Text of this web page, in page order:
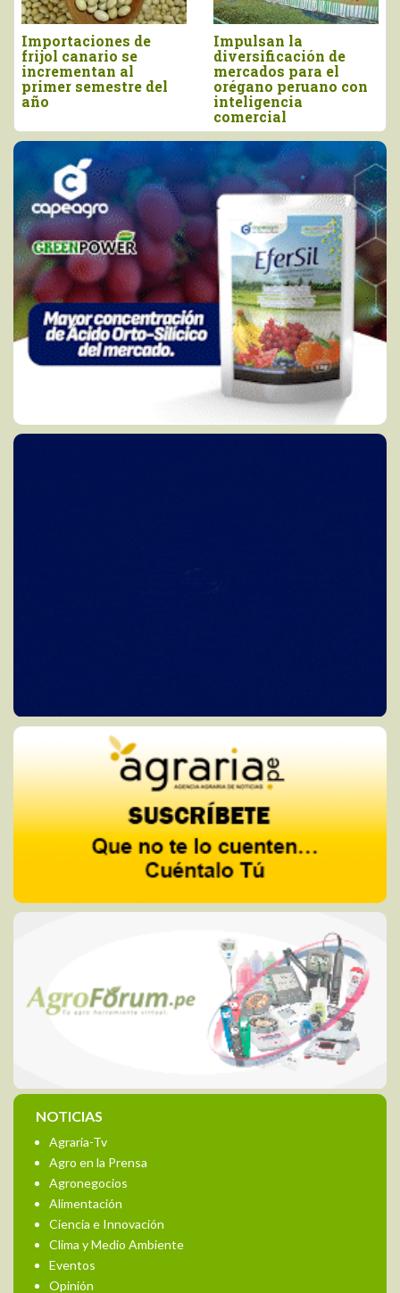
Perú importó vino por
más de US$ 16,4
millones, entre enero
y junio
Tres pilares para
impulsar la
competitividad del
agro peruano
NOTICIAS
Agraria-Tv
Agro en la Prensa
Agronegocios
Alimentación
Ciencia e Innovación
Clima y Medio Ambiente
Eventos
Opinión